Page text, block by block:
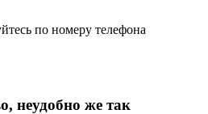
по номеру телефона
неудобно же так